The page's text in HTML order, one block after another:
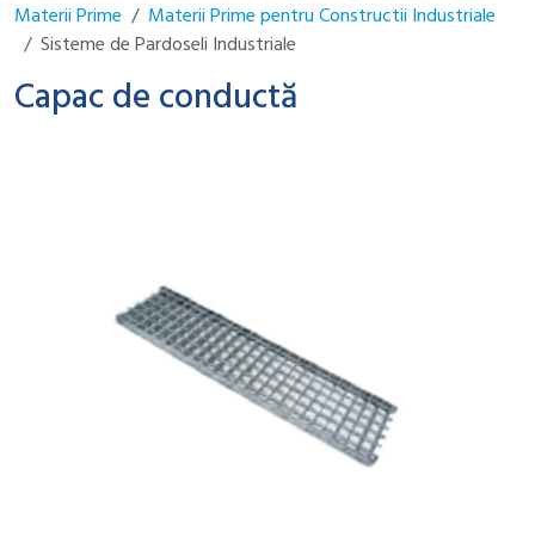
Materii Prime
Materii Prime pentru Constructii Industriale
Sisteme de Pardoseli Industriale
Capac de conductă